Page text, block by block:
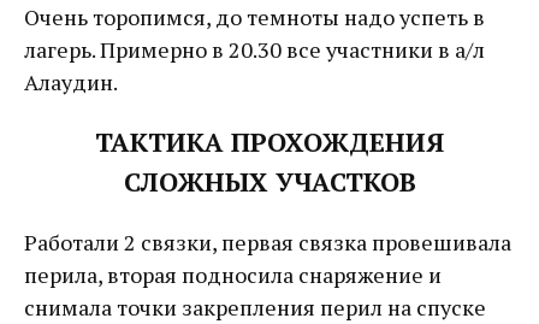
Очень торопимся, до темноты надо успеть в
лагерь. Примерно в 20.30 все участники в а/л
Алаудин.
ТАКТИКА ПРОХОЖДЕНИЯ
СЛОЖНЫХ УЧАСТКОВ
Работали 2 связки, первая связка провешивала
перила, вторая подносила снаряжение и
снимала точки закрепления перил на спуске